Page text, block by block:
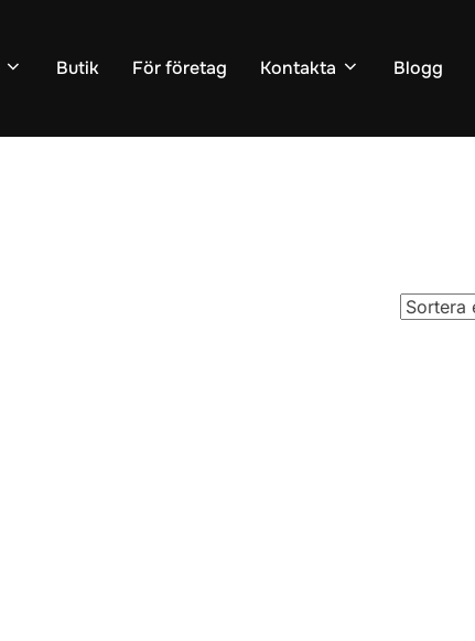
Butik För företag Kontakta Blogg